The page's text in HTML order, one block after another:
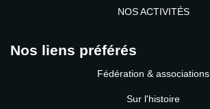
NOS ACTIVITÉS
Nos liens préférés
Fédération & associations
Sur l'histoire